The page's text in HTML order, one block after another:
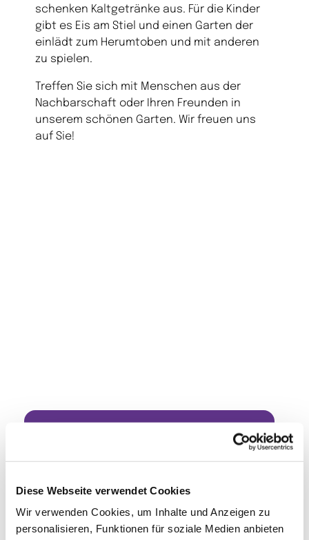
Diese Webseite verwendet Cookies
Wir verwenden Cookies, um Inhalte und Anzeigen zu
personalisieren, Funktionen für soziale Medien anbieten
schenken Kaltgetränke aus. Für die Kinder
gibt es Eis am Stiel und einen Garten der
einlädt zum Herumtoben und mit anderen
zu spielen.
Treffen Sie sich mit Menschen aus der
Nachbarschaft oder Ihren Freunden in
unserem schönen Garten. Wir freuen uns
auf Sie!
interessieren